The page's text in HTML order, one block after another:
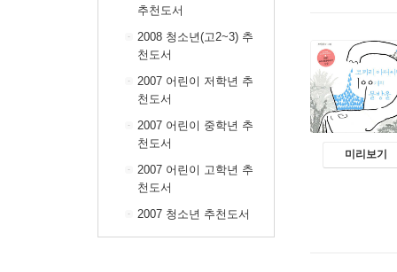
추천도서
2008 청소년(고2~3) 추
천도서
2007 어린이 저학년 추
천도서
2007 어린이 중학년 추
천도서
2007 어린이 고학년 추
천도서
2007 청소년 추천도서
미리보기